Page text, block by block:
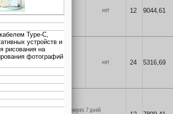
1шт.
8781руб.
нет 12 9044,61
1шт.
5162руб.
нет 24 5316,69
поставка на заказ через 7 дней